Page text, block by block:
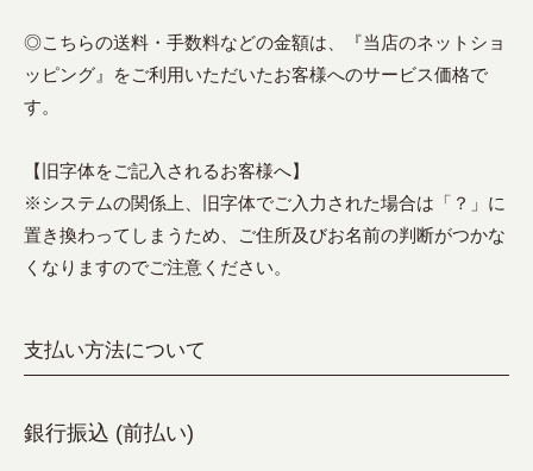
◎こちらの送料・手数料などの金額は、『当店のネットショ
ッピング』をご利用いただいたお客様へのサービス価格で
す。
【旧字体をご記入されるお客様へ】
※システムの関係上、旧字体でご入力された場合は「？」に
置き換わってしまうため、ご住所及びお名前の判断がつかな
くなりますのでご注意ください。
支払い方法について
銀行振込 (前払い)